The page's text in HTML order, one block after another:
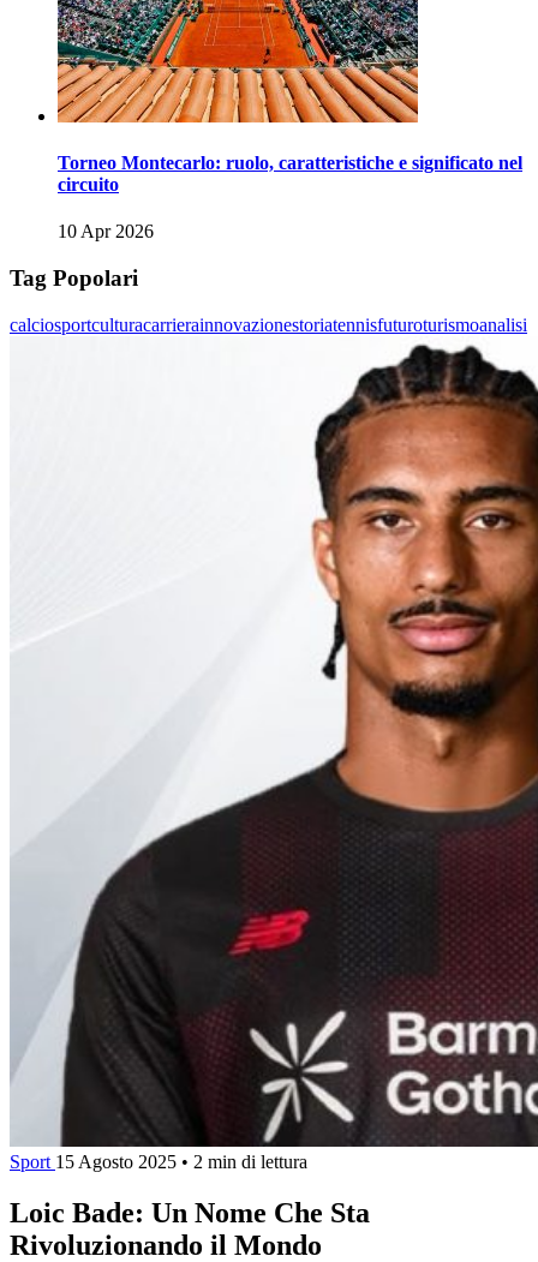
Torneo Montecarlo: ruolo, caratteristiche e significato nel
circuito
10 Apr 2026
Tag Popolari
calciosportculturacarrierainnovazionestoriatennisfuturoturismoanalisi
Sport 15 Agosto 2025 • 2 min di lettura
Loic Bade: Un Nome Che Sta
Rivoluzionando il Mondo